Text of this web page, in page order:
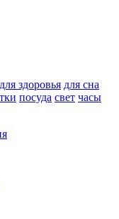
для здоровья для сна
посуда свет часы